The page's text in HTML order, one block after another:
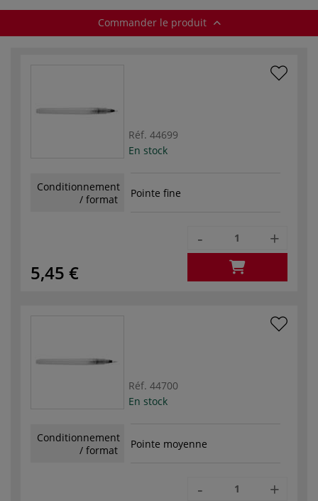
Commander le produit
Réf. 44699
En stock
Conditionnement
/ format
Pointe fine
5,45 €
- +
Réf. 44700
En stock
Conditionnement
/ format
Pointe moyenne
- +